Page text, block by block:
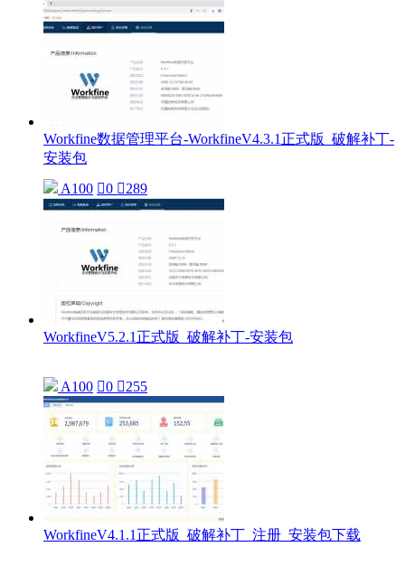
Workfine数据管理平台-WorkfineV4.3.1正式版_破解补丁-
安装包
A100 0 289
WorkfineV5.2.1正式版_破解补丁-安装包
A100 0 255
WorkfineV4.1.1正式版_破解补丁_注册_安装包下载